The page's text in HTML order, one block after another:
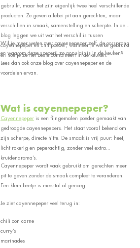
gebruikt, maar het zijn eigenlijk twee heel verschillende
producten. Ze geven allebei pit aan gerechten, maar
verschillen in smaak, samenstelling en scherpte. In deze
blog leggen we uit wat het verschil is tussen
cayennepeper en chilipoeder, wanneer je welke gebruikt
en hoe je ze het beste combineert in de keuken.
Wil je meer weten over cayennepeper zelf, de oorsprong
en waarom deze specerij zo populair is in de keuken?
Lees dan ook onze blog overcayennepeper en de
voordelen ervan.
Wat is cayennepeper?
Cayennepeperis een fijngemalen poeder gemaakt van
gedroogde cayennepepers. Het staat vooral bekend om
zijn scherpe, directe hitte. De smaak is vrij puur: heet,
licht rokerig en peperachtig, zonder veel extra
kruidenaroma’s.
Cayennepeper wordt vaak gebruikt om gerechten meer
pit te geven zonder de smaak compleet te veranderen.
Een klein beetje is meestal al genoeg.
Je ziet cayennepeper veel terug in:
chili con carne
curry’s
marinades